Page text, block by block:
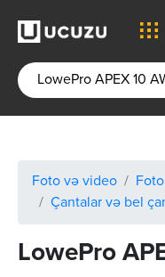
Foto və video
Çantalar və bel
LowePro